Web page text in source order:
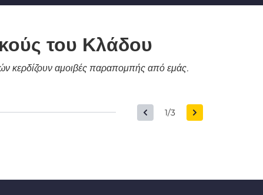
του Κλάδου
κερδίζουν αμοιβές παραπομπής από εμάς.
1/3